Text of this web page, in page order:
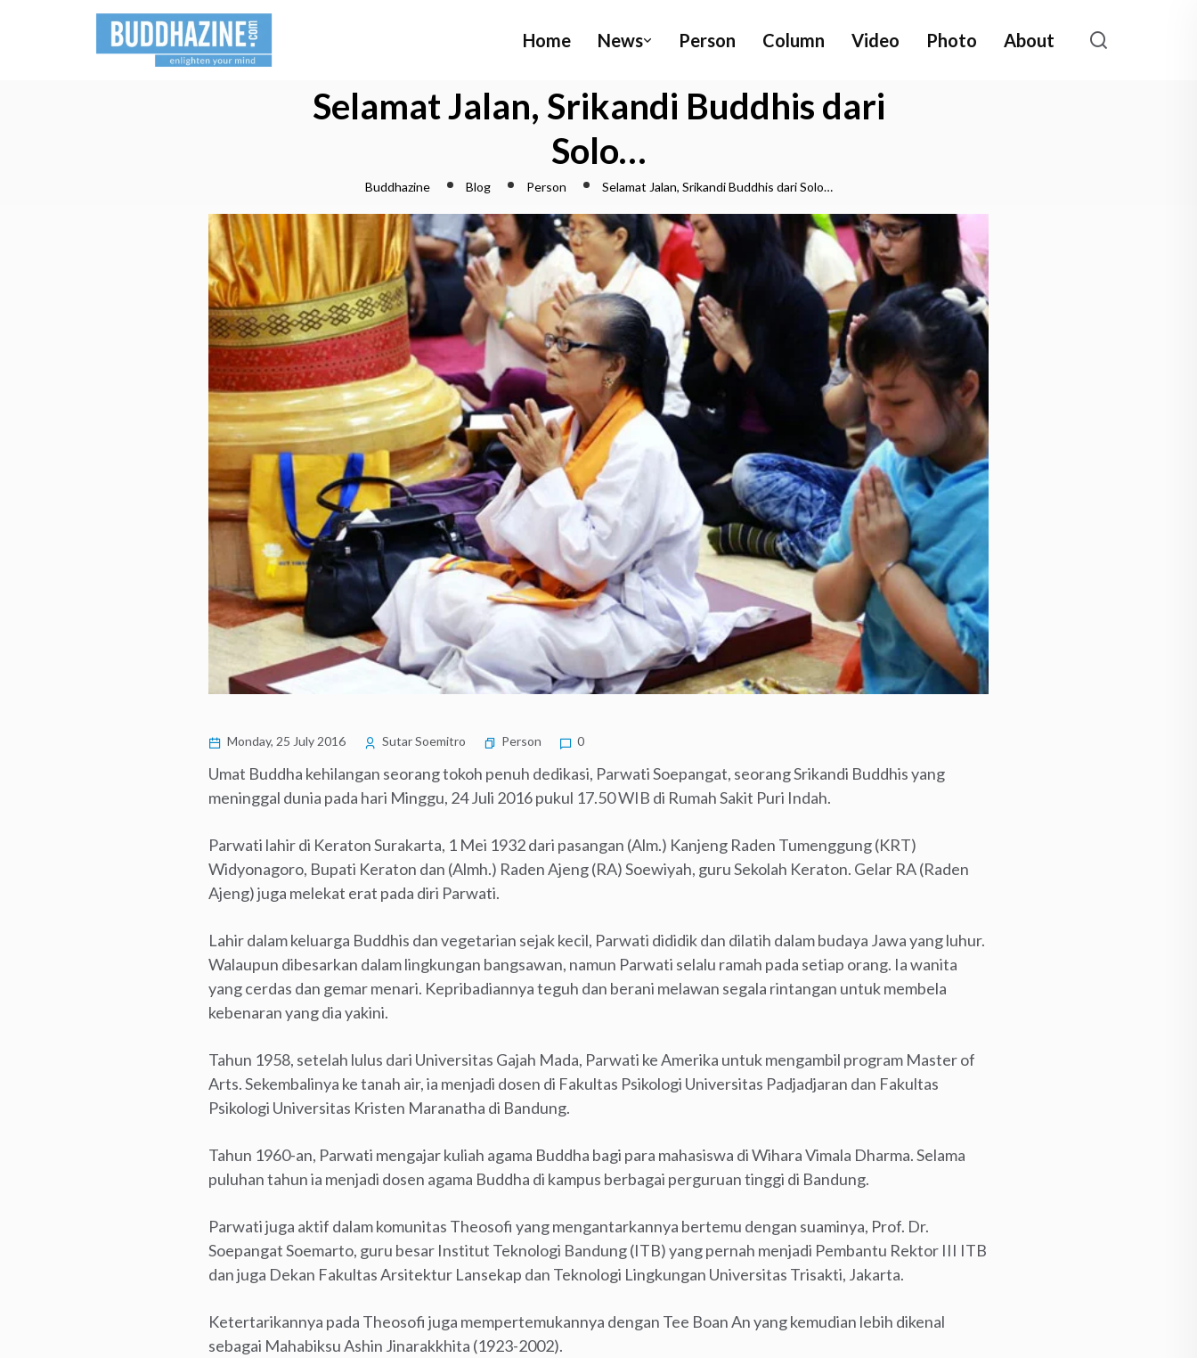
Home News Person Column Video Photo About
Selamat Jalan, Srikandi Buddhis dari
Solo…
Buddhazine Blog Person Selamat Jalan, Srikandi Buddhis dari Solo…
Monday, 25 July 2016 Sutar Soemitro Person 0
Umat Buddha kehilangan seorang tokoh penuh dedikasi, Parwati Soepangat, seorang Srikandi Buddhis yang
meninggal dunia pada hari Minggu, 24 Juli 2016 pukul 17.50 WIB di Rumah Sakit Puri Indah.
Parwati lahir di Keraton Surakarta, 1 Mei 1932 dari pasangan (Alm.) Kanjeng Raden Tumenggung (KRT)
Widyonagoro, Bupati Keraton dan (Almh.) Raden Ajeng (RA) Soewiyah, guru Sekolah Keraton. Gelar RA (Raden
Ajeng) juga melekat erat pada diri Parwati.
Lahir dalam keluarga Buddhis dan vegetarian sejak kecil, Parwati dididik dan dilatih dalam budaya Jawa yang luhur.
Walaupun dibesarkan dalam lingkungan bangsawan, namun Parwati selalu ramah pada setiap orang. Ia wanita
yang cerdas dan gemar menari. Kepribadiannya teguh dan berani melawan segala rintangan untuk membela
kebenaran yang dia yakini.
Tahun 1958, setelah lulus dari Universitas Gajah Mada, Parwati ke Amerika untuk mengambil program Master of
Arts. Sekembalinya ke tanah air, ia menjadi dosen di Fakultas Psikologi Universitas Padjadjaran dan Fakultas
Psikologi Universitas Kristen Maranatha di Bandung.
Tahun 1960-an, Parwati mengajar kuliah agama Buddha bagi para mahasiswa di Wihara Vimala Dharma. Selama
puluhan tahun ia menjadi dosen agama Buddha di kampus berbagai perguruan tinggi di Bandung.
Parwati juga aktif dalam komunitas Theosofi yang mengantarkannya bertemu dengan suaminya, Prof. Dr.
Soepangat Soemarto, guru besar Institut Teknologi Bandung (ITB) yang pernah menjadi Pembantu Rektor III ITB
dan juga Dekan Fakultas Arsitektur Lansekap dan Teknologi Lingkungan Universitas Trisakti, Jakarta.
Ketertarikannya pada Theosofi juga mempertemukannya dengan Tee Boan An yang kemudian lebih dikenal
sebagai Mahabiksu Ashin Jinarakkhita (1923-2002).